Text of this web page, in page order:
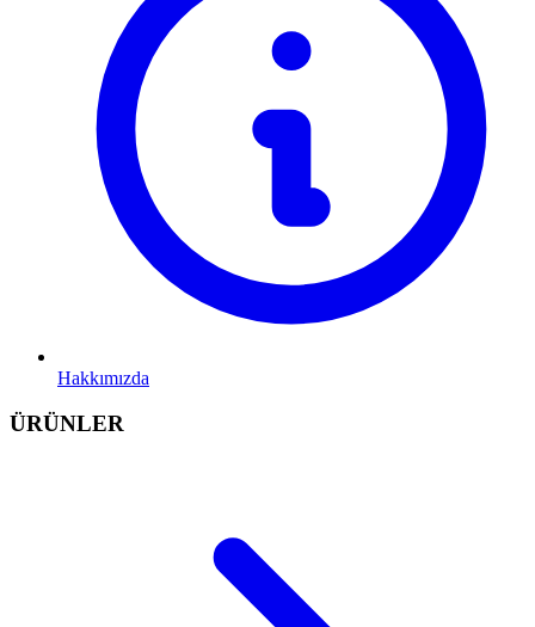
Hakkımızda
ÜRÜNLER